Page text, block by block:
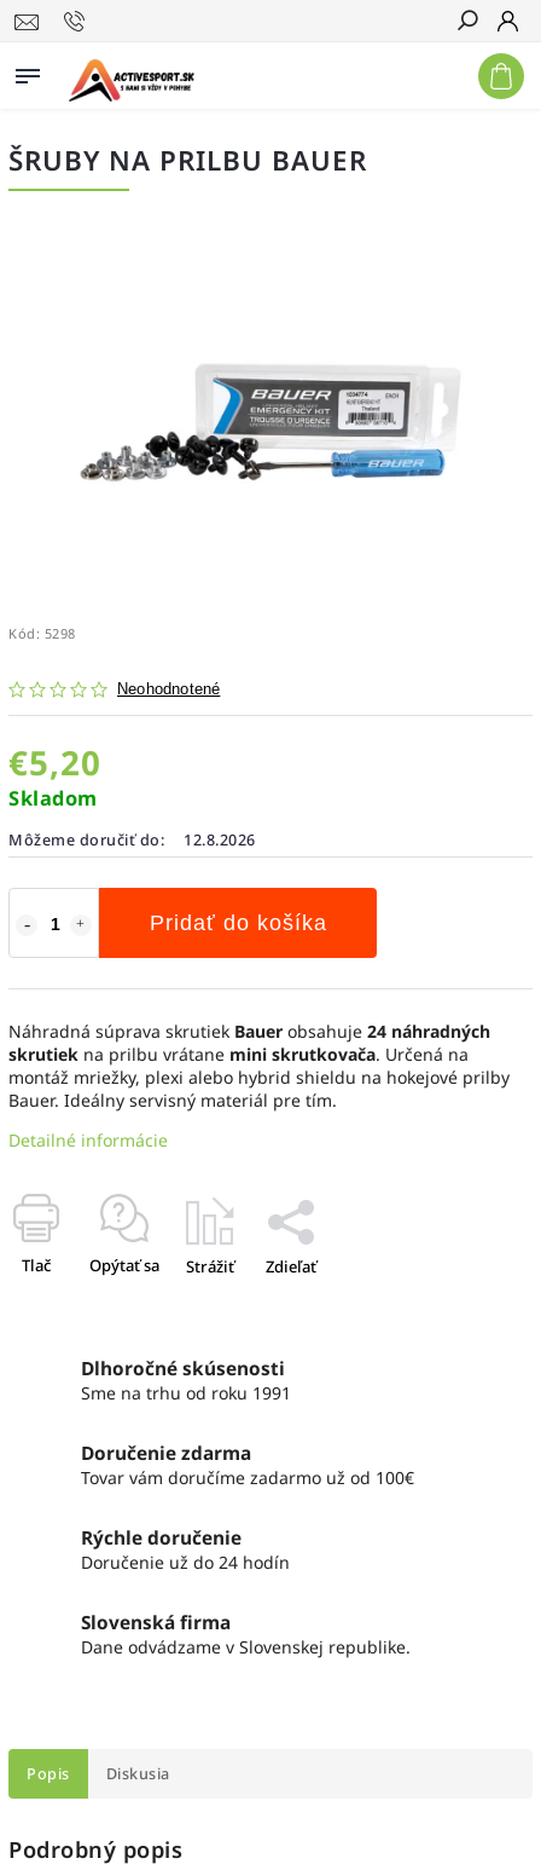
Hľadať
ŠRUBY NA PRILBU BAUER
Kód: 5298
Neohodnotené
€5,20
Skladom
Môžeme doručiť do: 12.8.2026
Pridať do košíka
Náhradná súprava skrutiek Bauer obsahuje 24 náhradných
skrutiek na prilbu vrátane mini skrutkovača. Určená na
montáž mriežky, plexi alebo hybrid shieldu na hokejové prilby
Bauer. Ideálny servisný materiál pre tím.
Detailné informácie
Tlač Opýtať sa Strážiť Zdieľať
Dlhoročné skúsenosti
Sme na trhu od roku 1991
Doručenie zdarma
Tovar vám doručíme zadarmo už od 100€
Rýchle doručenie
Doručenie už do 24 hodín
Slovenská firma
Dane odvádzame v Slovenskej republike.
Popis Diskusia
Podrobný popis